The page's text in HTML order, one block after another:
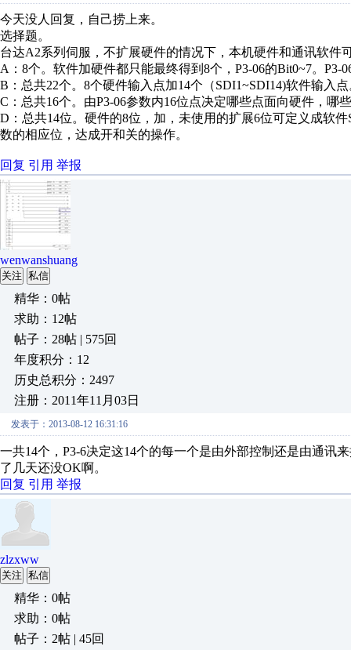
今天没人回复，自己捞上来。
选择题。
台达A2系列伺服，不扩展硬件的情况下，本机硬件和通讯软件
A：8个。软件加硬件都只能最终得到8个，P3-06的Bit0~7。P3-
B：总共22个。8个硬件输入点加14个（SDI1~SDI14)软件输入
C：总共16个。由P3-06参数内16位点决定哪些点面向硬件，哪
D：总共14位。硬件的8位，加，未使用的扩展6位可定义成软
数的相应位，达成开和关的操作。
回复 引用 举报
wenwanshuang
关注 私信
精华：0帖
求助：12帖
帖子：28帖 | 575回
年度积分：12
历史总积分：2497
注册：2011年11月03日
发表于：2013-08-12 16:31:16
一共14个，P3-6决定这14个的每一个是由外部控制还是由通讯
了几天还没OK啊。
回复 引用 举报
zlzxww
关注 私信
精华：0帖
求助：0帖
帖子：2帖 | 45回